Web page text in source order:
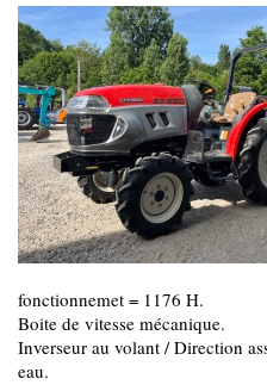
fonctionnemet = 1176 H.
Boite de vitesse mécanique.
Inverseur au volant / Direction
eau.